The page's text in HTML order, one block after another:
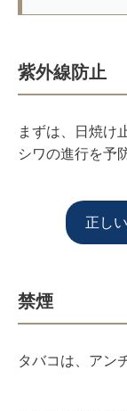
紫外線防止
まずは、日焼け
シワの進行を予
正し
禁煙
タバコは、アン